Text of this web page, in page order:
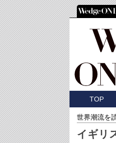
TOP
世界潮流を
イギリ